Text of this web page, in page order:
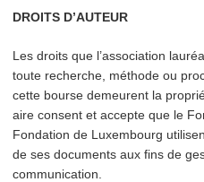
DROITS D’AUTEUR
Les droits que l’as­so­ci­a­tion
toute recherche, méthode ou
cette bourse demeurent la
aire consent et accepte que le
Fondation de Luxembourg
de ses documents aux fins de
communication.